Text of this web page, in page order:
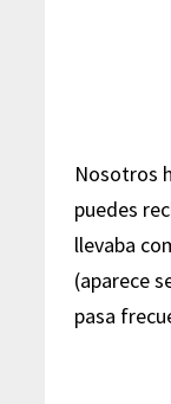
Nosotros
puedes
llevaba
(aparece
pasa